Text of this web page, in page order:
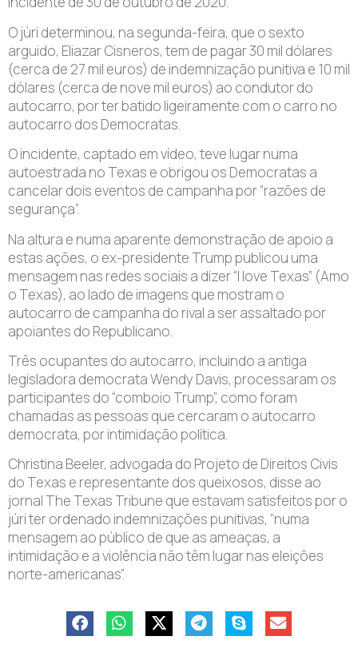
O júri determinou, na segunda-feira, que o sexto
arguido, Eliazar Cisneros, tem de pagar 30 mil dólares
(cerca de 27 mil euros) de indemnização punitiva e 10 mil
dólares (cerca de nove mil euros) ao condutor do
autocarro, por ter batido ligeiramente com o carro no
autocarro dos Democratas.
O incidente, captado em vídeo, teve lugar numa
autoestrada no Texas e obrigou os Democratas a
cancelar dois eventos de campanha por “razões de
segurança”.
Na altura e numa aparente demonstração de apoio a
estas ações, o ex-presidente Trump publicou uma
mensagem nas redes sociais a dizer “I love Texas” (Amo
o Texas), ao lado de imagens que mostram o
autocarro de campanha do rival a ser assaltado por
apoiantes do Republicano.
Três ocupantes do autocarro, incluindo a antiga
legisladora democrata Wendy Davis, processaram os
participantes do “comboio Trump”, como foram
chamadas as pessoas que cercaram o autocarro
democrata, por intimidação política.
Christina Beeler, advogada do Projeto de Direitos Civis
do Texas e representante dos queixosos, disse ao
jornal The Texas Tribune que estavam satisfeitos por o
júri ter ordenado indemnizações punitivas, “numa
mensagem ao público de que as ameaças, a
intimidação e a violência não têm lugar nas eleições
norte-americanas”.